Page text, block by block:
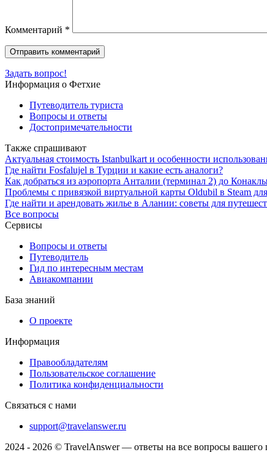
Комментарий *
Задать вопрос!
Информация о Фетхие
Путеводитель туриста
Вопросы и ответы
Достопримечательности
Также спрашивают
Актуальная стоимость Istanbulkart и особенности
Где найти Fosfalujel в Турции и какие есть аналоги?
Как добраться из аэропорта Анталии (терминал 2) до
Проблемы с привязкой виртуальной карты Oldubil в Steam
Где найти и арендовать жилье в Алании: советы для
Все вопросы
Сервисы
Вопросы и ответы
Путеводитель
Гид по интересным местам
Авиакомпании
База знаний
О проекте
Информация
Правообладателям
Пользовательское соглашение
Политика конфиденциальности
Связаться с нами
support@travelanswer.ru
2024 - 2026 © TravelAnswer — ответы на все вопросы вашего